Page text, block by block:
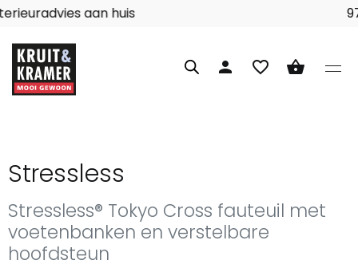
Interieuradvies aan huis
person favorite_border shopping_basket
Stressless
Stressless® Tokyo Cross fauteuil met
voetenbanken en verstelbare
hoofdsteun